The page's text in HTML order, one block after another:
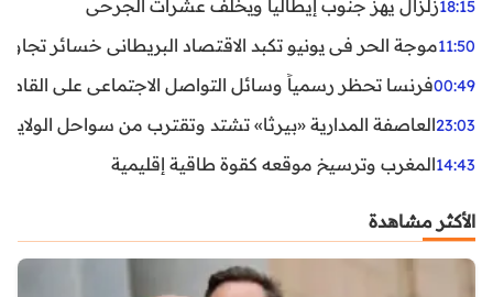
18:15زلزال يهز جنوب إيطاليا ويخلف عشرات الجرحى
11:50موجة الحر في يونيو تكبد الاقتصاد البريطاني خسائر تجاوزت 1.5 مليار
00:49فرنسا تحظر رسمياً وسائل التواصل الاجتماعي على القاصرين
23:03العاصفة المدارية «بيرثا» تشتد وتقترب من سواحل
14:43المغرب وترسيخ موقعه كقوة طاقية إقليمية
الأكثر مشاهدة